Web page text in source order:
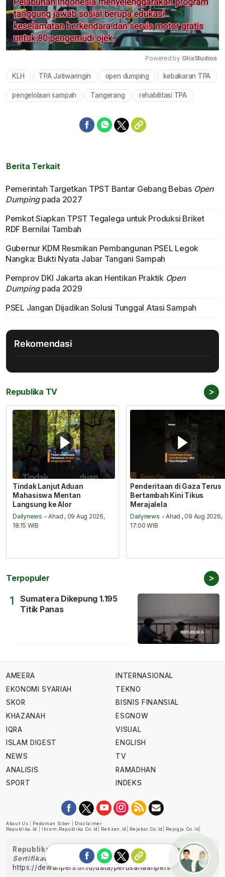
Mute
Powered by GliaStudios
KLH TPA Jatiwaringin open dumping kebakaran TPA
pengelolaan sampah Tangerang rehabilitasi TPA
Berita Terkait
Pemerintah Targetkan TPST Bantar Gebang Bebas Open
Dumpingpada 2027
Pemkot Siapkan TPST Tegalega untuk Produksi Briket
RDF Bernilai Tambah
Gubernur KDM Resmikan Pembangunan PSEL Legok
Nangka: Bukti Nyata Jabar Tangani Sampah
Pemprov DKI Jakarta akan Hentikan Praktik Open
Dumpingpada 2029
PSEL Jangan Dijadikan Solusi Tunggal Atasi Sampah
Rekomendasi
Republika TV >
Tindak Lanjut Aduan
Mahasiswa Mentan
Langsung ke Alor
Dailynews - Ahad , 09 Aug 2026,
18:15 WIB
Penderitaan di Gaza Terus
Bertambah Kini Tikus
Merajalela
Dailynews - Ahad , 09 Aug 2026,
17:00 WIB
Terpopuler >
1
Sumatera Dikepung 1.195
Titik Panas
AMEERA
EKONOMI SYARIAH
SKOR
KHAZANAH
IQRA
ISLAM DIGEST
NEWS
ANALISIS
SPORT
INTERNASIONAL
TEKNO
BISNIS FINANSIAL
ESGNOW
VISUAL
ENGLISH
TV
RAMADHAN
INDEKS
About Us Pedoman Siber
Disclaimer
Republika.id
Ihram.republika.co.id Retizen.id Rejabar.co.id Rejogja.co.id
Republika telah diverifikasi oleh Dewan Pers
Sertifikat Nomor 1058/DP-Verifikasi/K/XII/2022
https://dewanpers.or.id/data/perusahaanpers